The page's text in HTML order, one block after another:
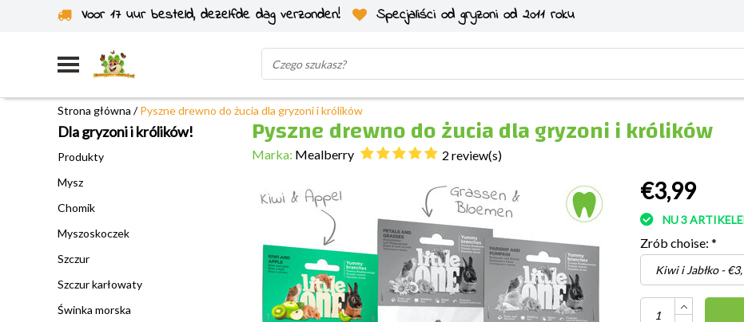
Voor 17 uur besteld, dezelfde dag verzonden!
Specjaliści od gryzoni od 2011 roku
Wysyłka z własnego magazynu
Strona główna /Pyszne drewno do żucia dla gryzoni i królików
Dla gryzoni i królików!
Produkty
Mysz
Chomik
Myszoskoczek
Szczur
Szczur karłowaty
Świnka morska
Pyszne drewno do żucia dla gryzoni i królików
Marka: Mealberry 2 review(s)
€3,99
NU 3
Zrób choise: *